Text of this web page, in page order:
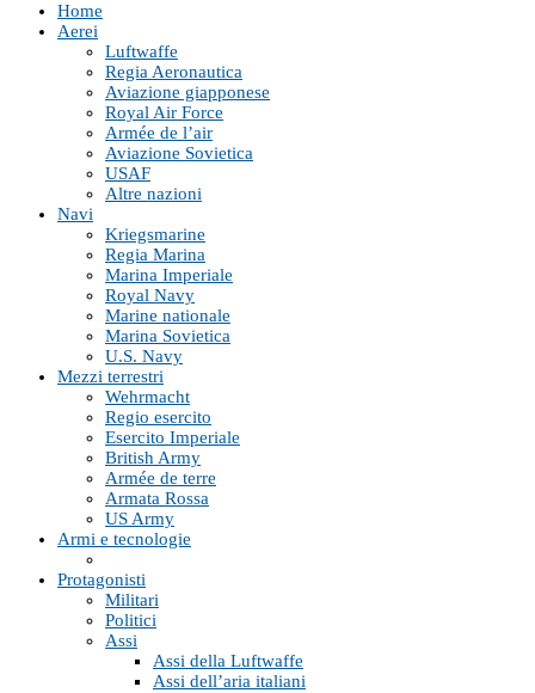
Home
Aerei
Luftwaffe
Regia Aeronautica
Aviazione giapponese
Royal Air Force
Armée de l’air
Aviazione Sovietica
USAF
Altre nazioni
Navi
Kriegsmarine
Regia Marina
Marina Imperiale
Royal Navy
Marine nationale
Marina Sovietica
U.S. Navy
Mezzi terrestri
Wehrmacht
Regio esercito
Esercito Imperiale
British Army
Armée de terre
Armata Rossa
US Army
Armi e tecnologie
Protagonisti
Militari
Politici
Assi
Assi della Luftwaffe
Assi dell’aria italiani